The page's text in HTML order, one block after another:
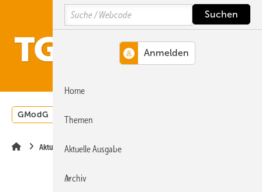
Hauptinhalt
Hauptmenü
SiteSearch
GModG Wärmepumpe
Aktuelle Meldung
Search
Home
Themen
Aktuelle Ausgabe
Archiv